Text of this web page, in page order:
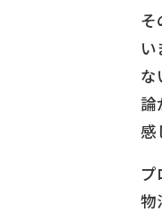
そ
な
論
感
物